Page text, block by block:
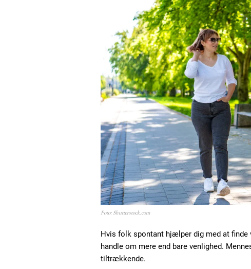
Free limited access
Gratis / forever
Etiam est nibh, lobortis sit
Praesent euismod ac
Nullam eu erat condimentum
Donec quis est ac felis
Orci varius natoque dolor
Foto: Shutterstock.com
Hvis folk spontant hjælper dig med at finde
handle om mere end bare venlighed.
tiltrækkende.